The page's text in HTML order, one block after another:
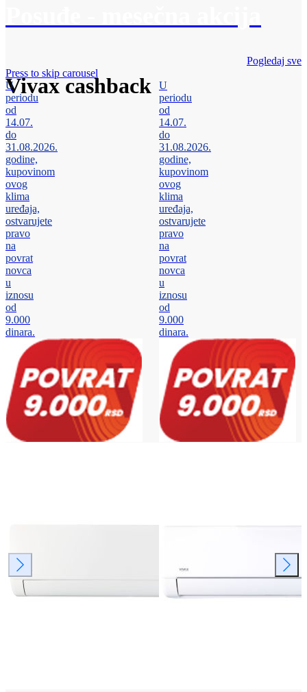
Vivax cashback
Pogledaj sve
Press to skip carousel
U
periodu
od
14.07.
do
31.08.2026.
godine,
kupovinom
ovog
klima
uređaja,
ostvarujete
pravo
na
povrat
novca
u
iznosu
od
9.000
dinara.
U
periodu
od
14.07.
do
31.08.2026.
godine,
kupovinom
ovog
klima
uređaja,
ostvarujete
pravo
na
povrat
novca
u
iznosu
od
9.000
dinara.